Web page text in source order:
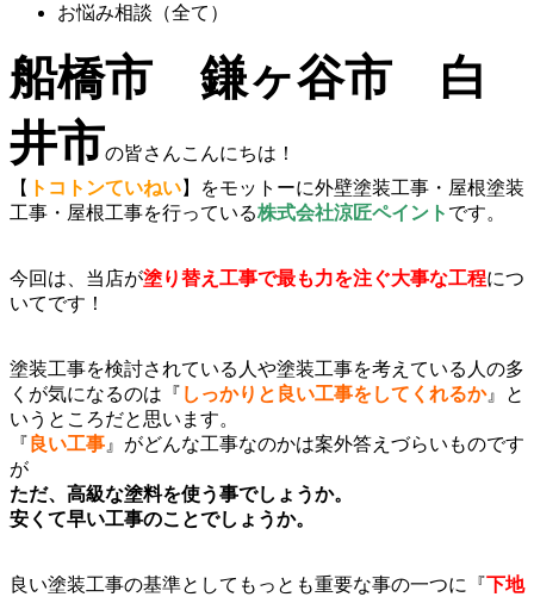
お悩み相談（全て）
船橋市 鎌ヶ谷市 白
井市の皆さんこんにちは！
【 トコトンていねい】をモットーに外壁塗装工事・屋根塗装
工事・屋根工事を行っている株式会社涼匠ペイント です。
今回は、当店が塗り替え工事で最も力を注ぐ大事な工程につ
いてです！
塗装工事を検討されている人や塗装工事を考えている人の多
くが気になるのは『 しっかりと良い工事をしてくれるか』と
いうところだと思います。
『 良い工事 』がどんな工事なのかは案外答えづらいものです
が
ただ、高級な塗料を使う事でしょうか。
安くて早い工事のことでしょうか。
良い塗装工事の基準としてもっとも重要な事の一つに『下地